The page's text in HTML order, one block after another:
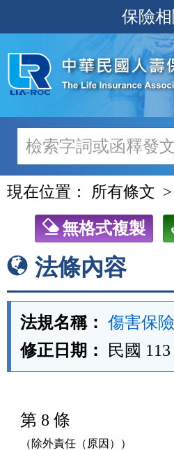
至
主
內
容
保險
現在位置： 所有條文
無格式複製
法條內容
法規名稱： 傷害保
修正日期：
民國
第 8 條
（除外責任（原因））